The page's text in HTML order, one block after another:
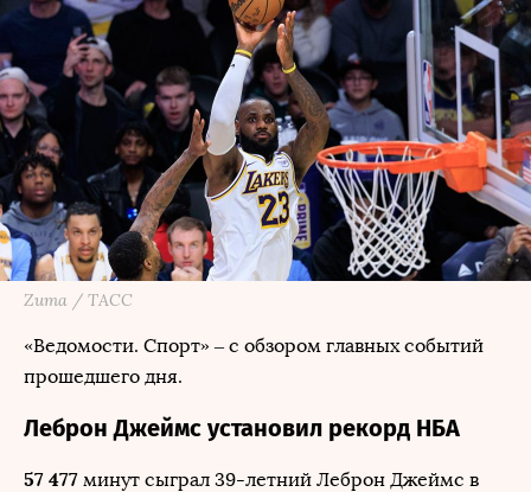
Zuma / ТАСС
«Ведомости. Спорт» – с обзором главных событий
прошедшего дня.
Леброн Джеймс установил рекорд НБА
57 477 минут сыграл 39-летний Леброн Джеймс в